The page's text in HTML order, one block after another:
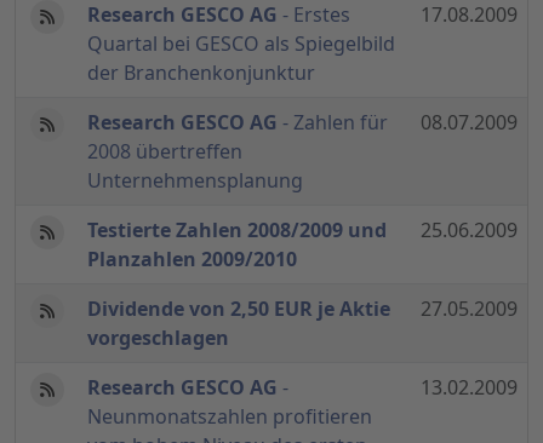
Research GESCO AG - Erstes
Quartal bei GESCO als Spiegelbild
der Branchenkonjunktur
17.08.2009
Research GESCO AG - Zahlen für
2008 übertreffen
Unternehmensplanung
08.07.2009
Testierte Zahlen 2008/2009 und
Planzahlen 2009/2010
25.06.2009
Dividende von 2,50 EUR je Aktie
vorgeschlagen
27.05.2009
Research GESCO AG -
Neunmonatszahlen profitieren
13.02.2009